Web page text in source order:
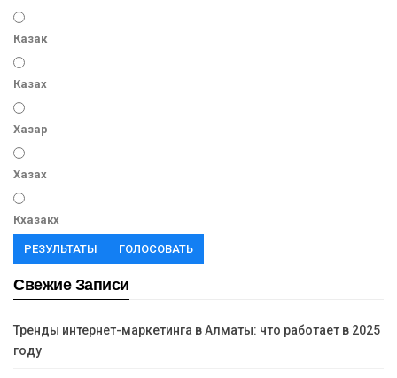
Казак
Казах
Хазар
Хазах
Кхазакх
РЕЗУЛЬТАТЫ ГОЛОСОВАТЬ
Свежие Записи
Тренды интернет-маркетинга в Алматы: что работает в 2025
году